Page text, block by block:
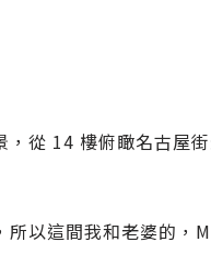
，從 14 樓俯瞰名古屋
以這間我和老婆的，